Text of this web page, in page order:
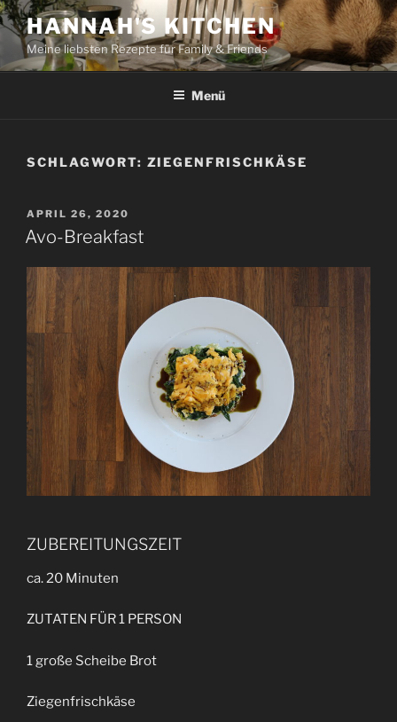
Zum
Inhalt
springen
HANNAH'S KITCHEN
Meine liebsten Rezepte für Family & Friends
Menü
SCHLAGWORT: ZIEGENFRISCHKÄSE
VERÖFFENTLICHT
AM
APRIL 26, 2020
Avo-Breakfast
ZUBEREITUNGSZEIT
ca. 20 Minuten
ZUTATEN FÜR 1 PERSON
1 große Scheibe Brot
Ziegenfrischkäse